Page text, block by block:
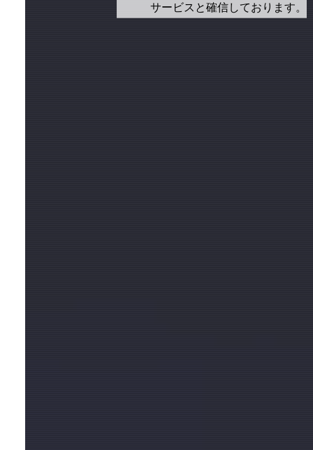
サービスと確信しております。